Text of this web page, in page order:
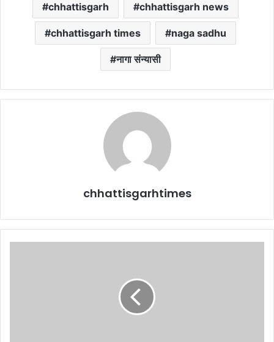
chhattisgarh chhattisgarh news
chhattisgarh times naga sadhu
नागा संन्यासी
chhattisgarhtimes